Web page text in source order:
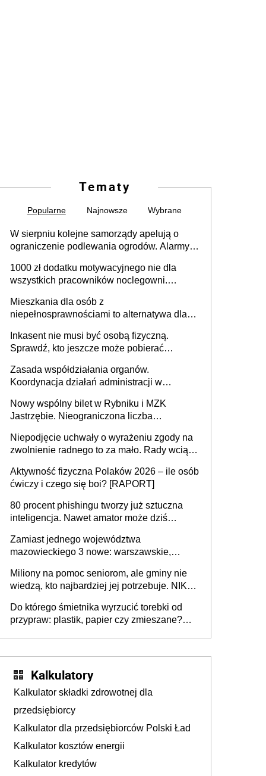
Tematy
Popularne Najnowsze Wybrane
W sierpniu kolejne samorządy apelują o
ograniczenie podlewania ogrodów. Alarmy w
może objąć cały kraj
1000 zł dodatku motywacyjnego nie dla
wszystkich pracowników noclegowni.
Mieszkania dla osób z
niepełnosprawnościami to alternatywa dla
samodzielnie lub z rodziną
Inkasent nie musi być osobą fizyczną.
Sprawdź, kto jeszcze może pobierać
Zasada współdziałania organów.
Koordynacja działań administracji w
Nowy wspólny bilet w Rybniku i MZK
Jastrzębie. Nieograniczona liczba
Niepodjęcie uchwały o wyrażeniu zgody na
zwolnienie radnego to za mało. Rady wciąż
rozstrzygać sprawy
Aktywność fizyczna Polaków 2026 – ile osób
ćwiczy i czego się boi? [RAPORT]
80 procent phishingu tworzy już sztuczna
inteligencja. Nawet amator może dziś
Zamiast jednego województwa
mazowieckiego 3 nowe: warszawskie,
Europie nie ma tak dużych jednostek
stołecznych
Miliony na pomoc seniorom, ale gminy nie
wiedzą, kto najbardziej jej potrzebuje. NIK
Do którego śmietnika wyrzucić torebki od
przypraw: plastik, papier czy zmieszane?
Kalkulatory
Kalkulator składki zdrowotnej dla
przedsiębiorcy
Kalkulator dla przedsiębiorców Polski Ład
Kalkulator kosztów energii
Kalkulator kredytów